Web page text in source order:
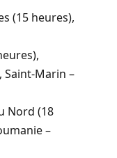
(15 heures),
Saint-Marin –
Nord (18
–